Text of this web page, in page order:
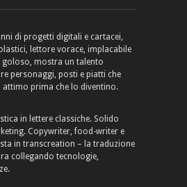
di progetti digitali e cartacei,
lettore vorace, implacabile
mostra un talento
personaggi, posti e piatti che
prima che lo diventino.
in lettere classiche. Solido
Copywriter, food-writer e
in transcreation – la traduzione
collegando tecnologie,